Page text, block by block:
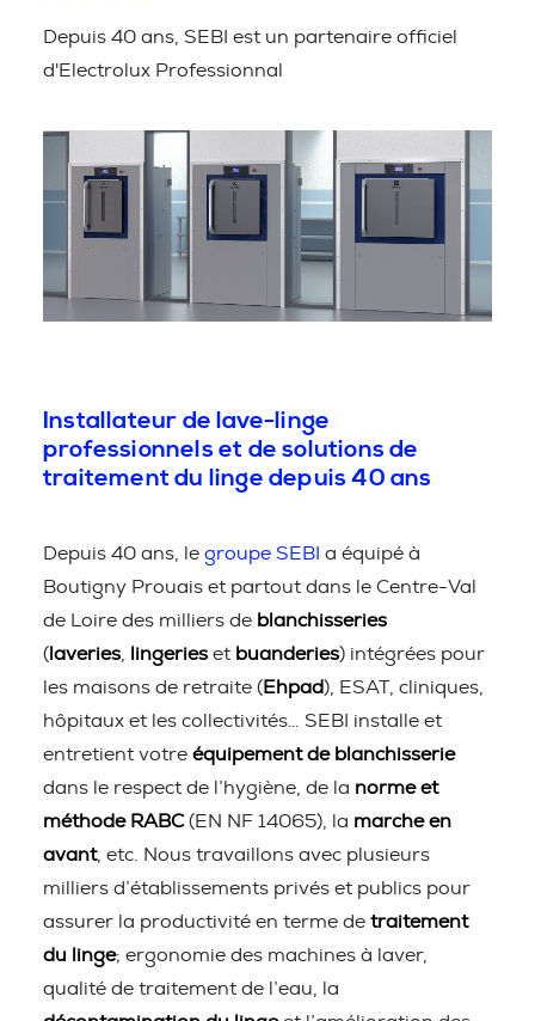
Depuis 40 ans, SEBI est un partenaire officiel
d'Electrolux Professionnal
Installateur de lave-linge
professionnels et de solutions de
traitement du linge depuis 40 ans
Depuis 40 ans, le groupe SEBI a équipé à
Boutigny Prouais et partout dans le Centre-Val
de Loire des milliers de blanchisseries
( laveries lingeries et buanderies) intégrées pour
les maisons de retraite (Ehpad), ESAT, cliniques,
hôpitaux et les collectivités… SEBI installe et
entretient votre équipement de blanchisserie
dans le respect de l’hygiène, de la norme et
méthode RABC(EN NF 14065), la marche en
avant, etc. Nous travaillons avec plusieurs
milliers d’établissements privés et publics pour
assurer la productivité en terme de traitement
du linge; ergonomie des machines à laver,
qualité de traitement de l’eau, la